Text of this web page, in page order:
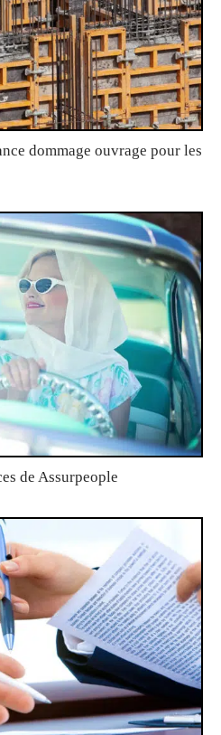
dommage ouvrage pour les
de Assurpeople